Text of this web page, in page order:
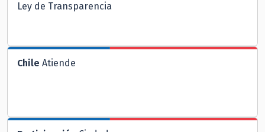
Ley de Transparencia
Chile Atiende